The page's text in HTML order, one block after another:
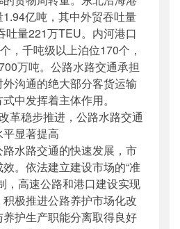
亿吨，其中外贸吞吐量
吐量221万TEU。内河港口
，千吨级以上泊位170个，
万吨。公路水路交通承担
沟通的绝大部分客货运输
中发挥着主体作用。
稳步推进，公路水路交通
显著提高
水路交通的快速发展，市
。依法建立建设市场的“准
，高速公路和港口建设实现
极推进公路养护市场化改
护生产职能分离取得良好